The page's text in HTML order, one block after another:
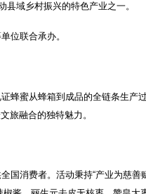
域乡村振兴的特色产业之一。
位联合承办。
蜂蜜从蜂箱到成品的全链条生产
旅融合的独特魅力。
国消费者。活动秉持“产业为慈善